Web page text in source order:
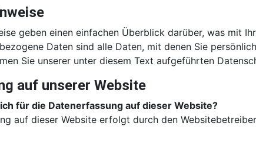
geben einen einfachen Überblick darüber, was mit
Daten sind alle Daten, mit denen Sie
Sie unserer unter diesem Text aufgeführten
auf unserer Website
für die Datenerfassung auf dieser Website?
auf dieser Website erfolgt durch den